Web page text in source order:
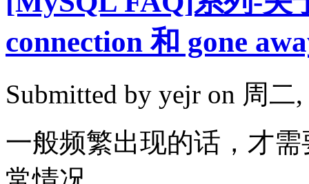
connection 和 gone
Submitted by yejr on 周二,
一般频繁出现的话，才